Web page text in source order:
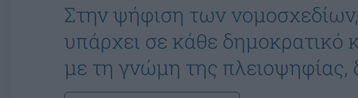
Στην ψήφιση των
υπάρχει σε κάθε δημοκρατικό
με τη γνώμη της πλειοψηφίας,